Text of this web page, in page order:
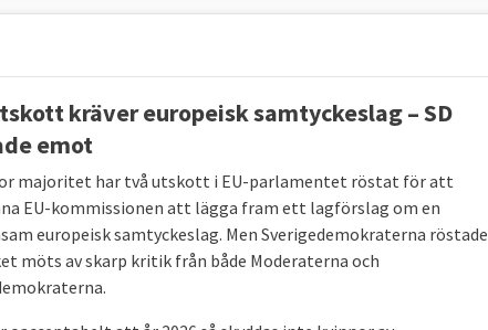
kräver europeisk samtyckeslag – SD
emot
majoritet har två utskott i EU-parlamentet röstat för att
EU-kommissionen att lägga fram ett lagförslag om en
europeisk samtyckeslag. Men Sverigedemokraterna röstade
möts av skarp kritik från både Moderaterna och